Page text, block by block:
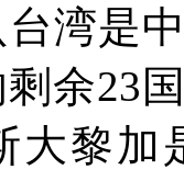
湾是
余23
大黎加